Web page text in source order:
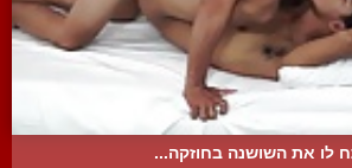
לו את השושנה בחוזקה...